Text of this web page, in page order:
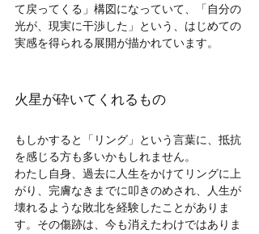
て戻ってくる」構図になっていて、「自分の
光が、現実に干渉した」という、はじめての
実感を得られる展開が描かれています。
火星が砕いてくれるもの
もしかすると「リング」という言葉に、抵抗
を感じる方も多いかもしれません。
わたし自身、過去に人生をかけてリングに上
がり、完膚なきまでに叩きのめされ、人生が
壊れるような敗北を経験したことがありま
す。その傷跡は、今も消えたわけではありま